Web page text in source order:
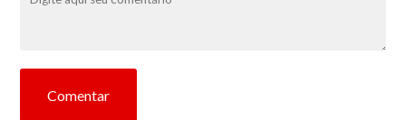
Comentar